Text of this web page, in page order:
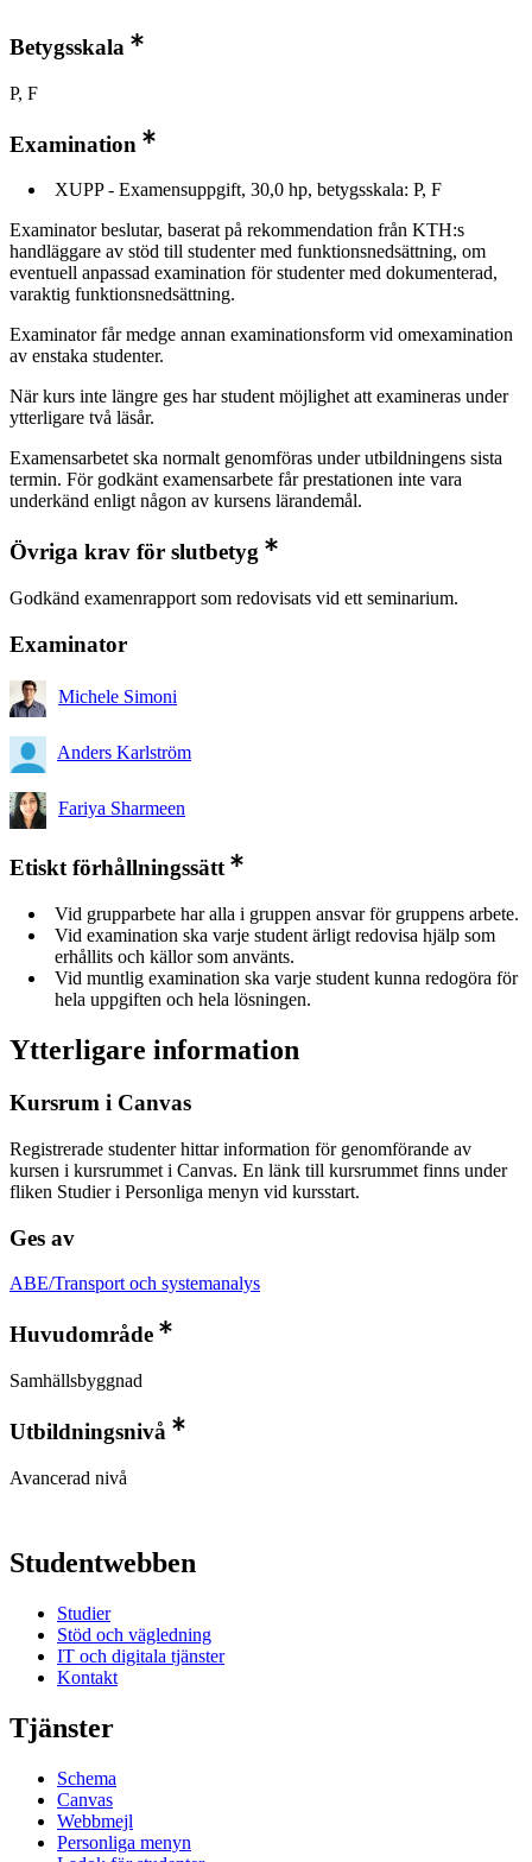
Betygsskala
P, F
Examination
XUPP - Examensuppgift, 30,0 hp, betygsskala: P, F
Examinator beslutar, baserat på rekommendation från KTH:s
handläggare av stöd till studenter med funktionsnedsättning, om
eventuell anpassad examination för studenter med dokumenterad,
varaktig funktionsnedsättning.
Examinator får medge annan examinationsform vid omexamination
av enstaka studenter.
När kurs inte längre ges har student möjlighet att examineras under
ytterligare två läsår.
Examensarbetet ska normalt genomföras under utbildningens sista
termin. För godkänt examensarbete får prestationen inte vara
underkänd enligt någon av kursens lärandemål.
Övriga krav för slutbetyg
Godkänd examenrapport som redovisats vid ett seminarium.
Examinator
Michele Simoni
Anders Karlström
Fariya Sharmeen
Etiskt förhållningssätt
Vid grupparbete har alla i gruppen ansvar för gruppens arbete.
Vid examination ska varje student ärligt redovisa hjälp som
erhållits och källor som använts.
Vid muntlig examination ska varje student kunna redogöra för
hela uppgiften och hela lösningen.
Ytterligare information
Kursrum i Canvas
Registrerade studenter hittar information för genomförande av
kursen i kursrummet i Canvas. En länk till kursrummet finns under
fliken Studier i Personliga menyn vid kursstart.
Ges av
ABE/Transport och systemanalys
Huvudområde
Samhällsbyggnad
Utbildningsnivå
Avancerad nivå
Studentwebben
Studier
Stöd och vägledning
IT och digitala tjänster
Kontakt
Tjänster
Schema
Canvas
Webbmejl
Personliga menyn